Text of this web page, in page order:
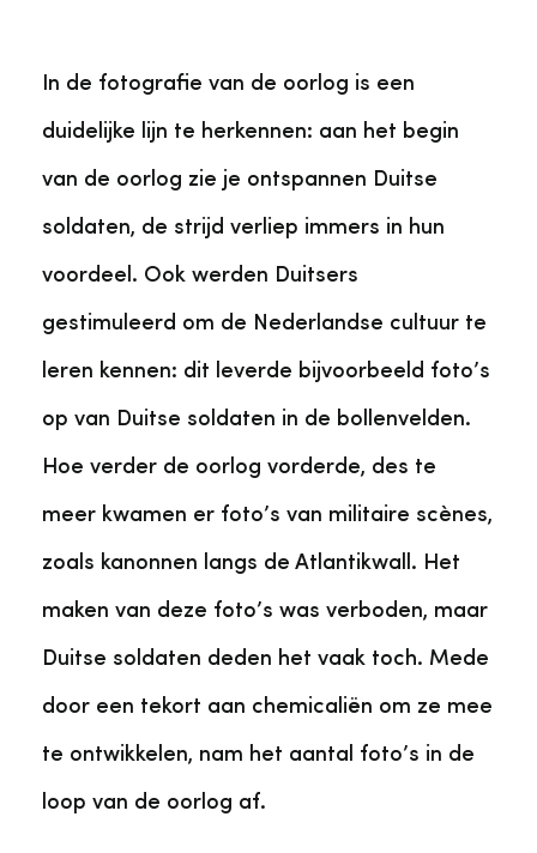
In de fotografie van de oorlog is een
duidelijke lijn te herkennen: aan het begin
van de oorlog zie je ontspannen Duitse
soldaten, de strijd verliep immers in hun
voordeel. Ook werden Duitsers
gestimuleerd om de Nederlandse cultuur te
leren kennen: dit leverde bijvoorbeeld foto’s
op van Duitse soldaten in de bollenvelden.
Hoe verder de oorlog vorderde, des te
meer kwamen er foto’s van militaire scènes,
zoals kanonnen langs de Atlantikwall. Het
maken van deze foto’s was verboden, maar
Duitse soldaten deden het vaak toch. Mede
door een tekort aan chemicaliën om ze mee
te ontwikkelen, nam het aantal foto’s in de
loop van de oorlog af.